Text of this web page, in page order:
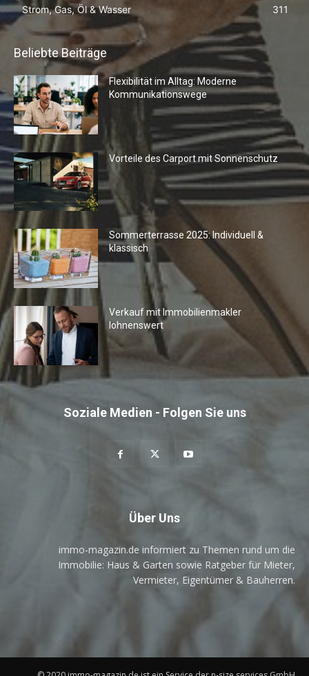
Strom, Gas, Öl & Wasser
311
Beliebte Beiträge
Flexibilität im Alltag: Moderne
Kommunikationswege
Vorteile des Carport mit Sonnenschutz
Sommerterrasse 2025: Individuell &
klassisch
Verkauf mit Immobilienmakler
lohnenswert
Soziale Medien - Folgen Sie uns
Über Uns
immo-magazin.de informiert zu Themen rund um die
Immobilie: Haus & Garten sowie Ratgeber für Mieter,
Vermieter, Eigentümer & Bauherren.